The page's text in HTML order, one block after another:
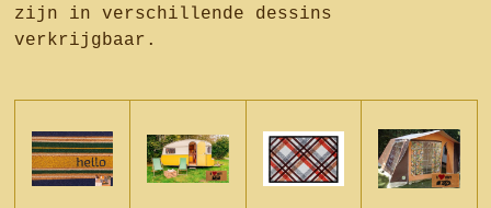
zijn in verschillende dessins
verkrijgbaar.